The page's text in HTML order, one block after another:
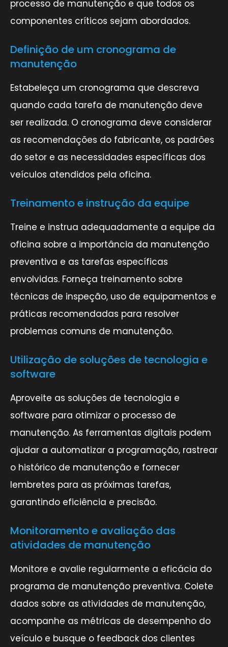
processo de manutenção e que todos os
componentes críticos sejam abordados.
Definição de um cronograma de
manutenção
Estabeleça um cronograma que descreva
quando cada tarefa de manutenção deve
ser realizada. O cronograma deve considerar
as recomendações do fabricante, os padrões
do setor e as necessidades específicas dos
veículos atendidos pela oficina.
Treinamento e instrução da equipe
Treine e instrua adequadamente a equipe da
oficina sobre a importância da manutenção
preventiva e as tarefas específicas
envolvidas. Forneça treinamento sobre
técnicas de inspeção, uso de equipamentos e
práticas recomendadas para resolver
problemas comuns de manutenção.
Utilização de soluções de tecnologia e
software
Aproveite as soluções de tecnologia e
software para otimizar o processo de
manutenção. As ferramentas digitais podem
ajudar a automatizar a programação, rastrear
o histórico de manutenção e fornecer
lembretes para as próximas tarefas,
garantindo eficiência e precisão.
Monitoramento e avaliação das
atividades de manutenção
Monitore e avalie regularmente a eficácia do
programa de manutenção preventiva. Colete
dados sobre as atividades de manutenção,
acompanhe as métricas de desempenho do
veículo e busque o feedback dos clientes